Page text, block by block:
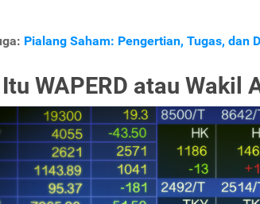
Pialang Saham: Pengertian, Tugas, dan
WAPERD atau Wakil